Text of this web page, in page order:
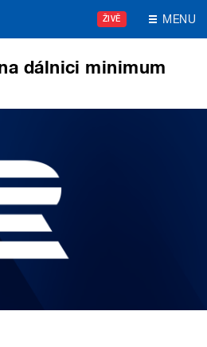
ŽIVĚ MENU
dálnici minimum